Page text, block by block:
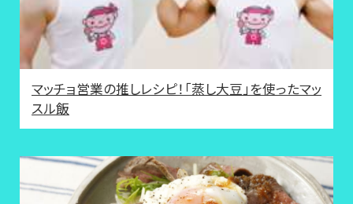
マッチョ営業の推しレシピ！「蒸し大豆」を使ったマッ
スル飯